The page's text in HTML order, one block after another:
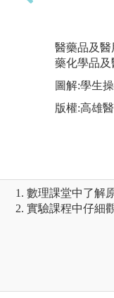
實驗操作：藉由
術，並印證生物
時由實驗報告的
圖解:生物醫學暨
醫藥品及
藥化學品
圖解:學生
版權:高雄
1. 數理課堂中了解
2. 實驗課程中仔細